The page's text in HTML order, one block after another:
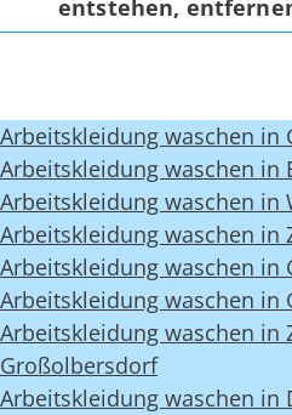
entstehen,
Arbeitskleidung waschen in
Arbeitskleidung waschen in
Arbeitskleidung waschen in
Arbeitskleidung waschen in
Arbeitskleidung waschen in
Arbeitskleidung waschen in
Arbeitskleidung waschen in
Großolbersdorf
Arbeitskleidung waschen in